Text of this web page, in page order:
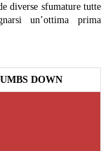
diverse sfumature tutte
un’ottima prima
DOWN